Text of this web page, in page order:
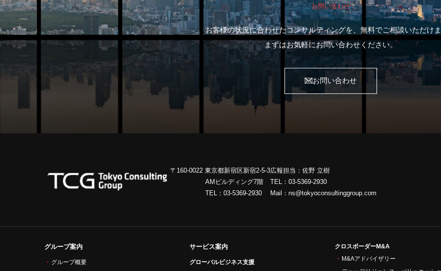
お問い合わせ
お客様の状況に合わせたコンサルティングを、 無料でご相談いただけ
まずはお気軽にお問い合わせください。
お問い合わせ
〒160-0022 東京都新宿区新宿2-5-3
AMビルディング7階
TEL：03-5369-2930
広報担当：佐野 立樹
TEL： 03-5369-2930
Mail： ns@tokyoconsultinggroup.com
グループ案内
グループ概要
サービス案内
グローバルビジネス支援
クロスボーダーM&A
M&Aアドバイザリー